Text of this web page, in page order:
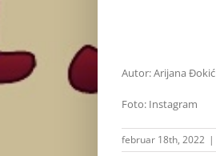
Autor: Arijana Đokić
Foto: Instagram
februar 18th, 2022 |